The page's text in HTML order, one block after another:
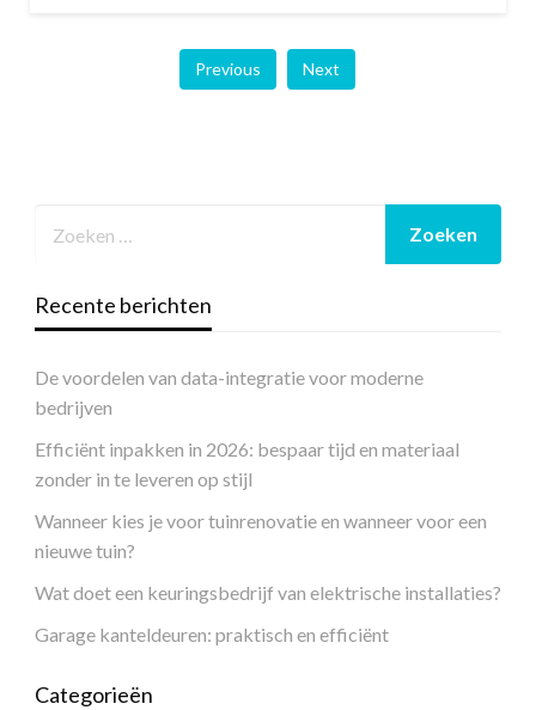
Previous Next
Recente berichten
De voordelen van data-integratie voor moderne
bedrijven
Efficiënt inpakken in 2026: bespaar tijd en materiaal
zonder in te leveren op stijl
Wanneer kies je voor tuinrenovatie en wanneer voor een
nieuwe tuin?
Wat doet een keuringsbedrijf van elektrische installaties?
Garage kanteldeuren: praktisch en efficiënt
Categorieën